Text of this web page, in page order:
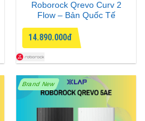
Roborock Qrevo Curv 2
Flow – Bản Quốc Tế
14.890.000đ
Brand New